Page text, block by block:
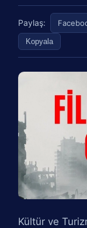
Paylaş:
Kopyala
Kültür ve